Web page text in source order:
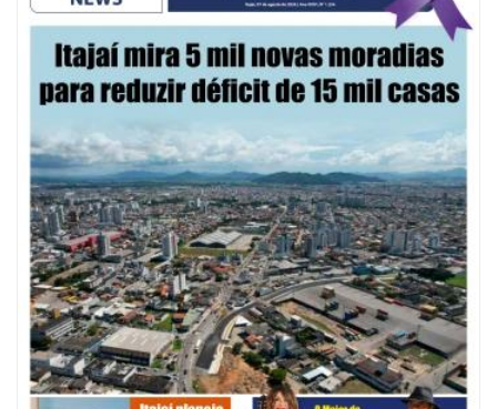
20 anos da Lei Maria da Penha: mais de 400 mulheres vítimas de violência
doméstica são acompanhadas pela Guarda Municipal
BALNEÁRIO CAMBORIÚ